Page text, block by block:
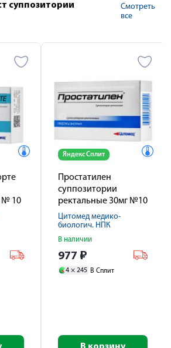
суппозитории
Смотреть
все
№ 10
Яндекс Сплит
Простатилен
суппозитории
ректальные 30мг №10
Цитомед медико-
биологич. НПК
В наличии
977 ₽
4 × 245 В Сплит